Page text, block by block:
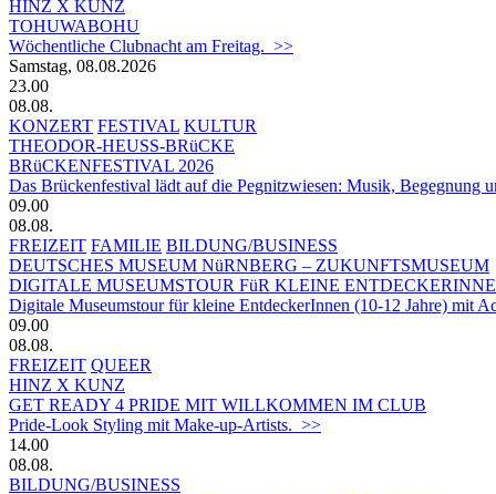
HINZ X KUNZ
TOHUWABOHU
Wöchentliche Clubnacht am Freitag. >>
Samstag, 08.08.2026
23.00
08.08.
KONZERT FESTIVAL KULTUR
THEODOR-HEUSS-BRüCKE
BRüCKENFESTIVAL 2026
Das Brückenfestival lädt auf die Pegnitzwiesen: Musik, Begegnung
09.00
08.08.
FREIZEIT FAMILIE BILDUNG/BUSINESS
DEUTSCHES MUSEUM NüRNBERG – ZUKUNFTSMUSEUM
DIGITALE MUSEUMSTOUR FüR KLEINE
Digitale Museumstour für kleine EntdeckerInnen (10-12 Jahre) mit
09.00
08.08.
FREIZEIT QUEER
HINZ X KUNZ
GET READY 4 PRIDE MIT WILLKOMMEN IM CLUB
Pride-Look Styling mit Make-up-Artists. >>
14.00
08.08.
BILDUNG/BUSINESS